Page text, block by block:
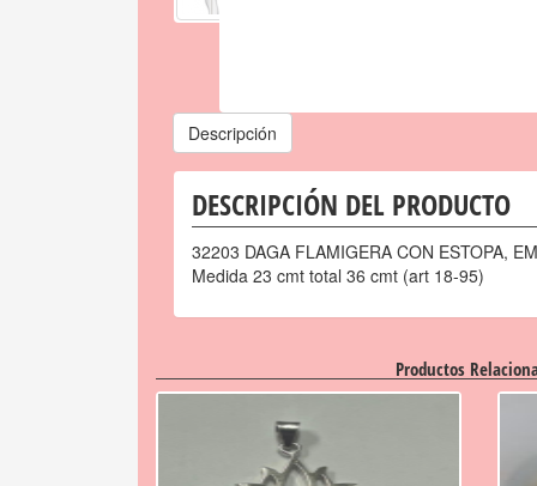
Descripción
DESCRIPCIÓN DEL PRODUCTO
32203 DAGA FLAMIGERA CON ESTOPA,
Medida 23 cmt total 36 cmt (art 18-95)
Productos